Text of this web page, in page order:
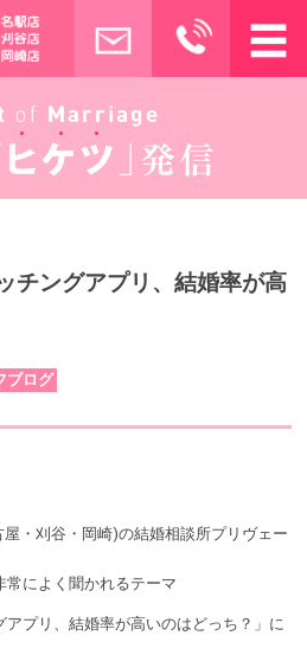
チングアプリ、結婚率が高
ブログ
・刈谷・岡崎)の結婚相談所プリヴェー
常によく聞かれるテーマ
アプリ、結婚率が高いのはどっち？」に